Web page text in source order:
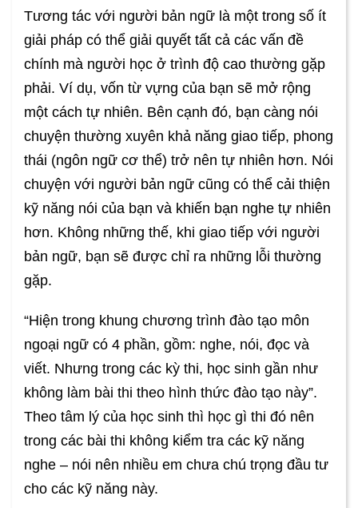
Tương tác với người bản ngữ là một trong số ít
giải pháp có thể giải quyết tất cả các vấn đề
chính mà người học ở trình độ cao thường gặp
phải. Ví dụ, vốn từ vựng của bạn sẽ mở rộng
một cách tự nhiên. Bên cạnh đó, bạn càng nói
chuyện thường xuyên khả năng giao tiếp, phong
thái (ngôn ngữ cơ thể) trở nên tự nhiên hơn. Nói
chuyện với người bản ngữ cũng có thể cải thiện
kỹ năng nói của bạn và khiến bạn nghe tự nhiên
hơn. Không những thế, khi giao tiếp với người
bản ngữ, bạn sẽ được chỉ ra những lỗi thường
gặp.
“Hiện trong khung chương trình đào tạo môn
ngoại ngữ có 4 phần, gồm: nghe, nói, đọc và
viết. Nhưng trong các kỳ thi, học sinh gần như
không làm bài thi theo hình thức đào tạo này”.
Theo tâm lý của học sinh thì học gì thi đó nên
trong các bài thi không kiểm tra các kỹ năng
nghe – nói nên nhiều em chưa chú trọng đầu tư
cho các kỹ năng này.